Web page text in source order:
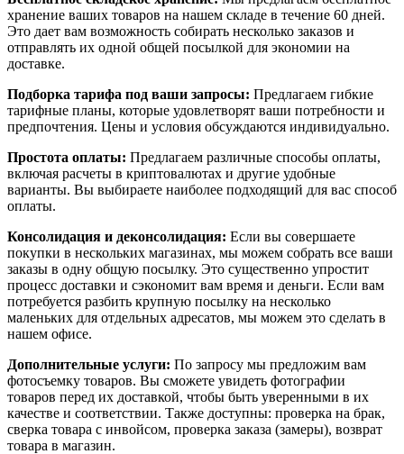
хранение ваших товаров на нашем складе в течение 60 дней.
Это дает вам возможность собирать несколько заказов и
отправлять их одной общей посылкой для экономии на
доставке.
Подборка тарифа под ваши запросы: Предлагаем гибкие
тарифные планы, которые удовлетворят ваши потребности и
предпочтения. Цены и условия обсуждаются индивидуально.
Простота оплаты: Предлагаем различные способы оплаты,
включая расчеты в криптовалютах и другие удобные
варианты. Вы выбираете наиболее подходящий для вас способ
оплаты.
Консолидация и деконсолидация: Если вы совершаете
покупки в нескольких магазинах, мы можем собрать все ваши
заказы в одну общую посылку. Это существенно упростит
процесс доставки и сэкономит вам время и деньги. Если вам
потребуется разбить крупную посылку на несколько
маленьких для отдельных адресатов, мы можем это сделать в
нашем офисе.
Дополнительные услуги: По запросу мы предложим вам
фотосъемку товаров. Вы сможете увидеть фотографии
товаров перед их доставкой, чтобы быть уверенными в их
качестве и соответствии. Также доступны: проверка на брак,
сверка товара с инвойсом, проверка заказа (замеры), возврат
товара в магазин.